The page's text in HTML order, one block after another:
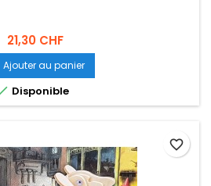
21,30 CHF
Ajouter au panier
Disponible
favorite_border